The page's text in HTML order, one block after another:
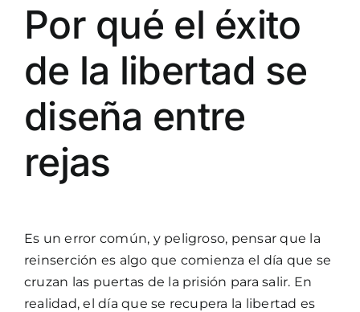
Por qué el éxito
de la libertad se
diseña entre
rejas
Es un error común, y peligroso, pensar que la
reinserción es algo que comienza el día que se
cruzan las puertas de la prisión para salir. En
realidad, el día que se recupera la libertad es